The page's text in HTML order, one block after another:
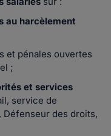
au harcèlement
et pénales ouvertes
;
et services
service de
Défenseur des droits,